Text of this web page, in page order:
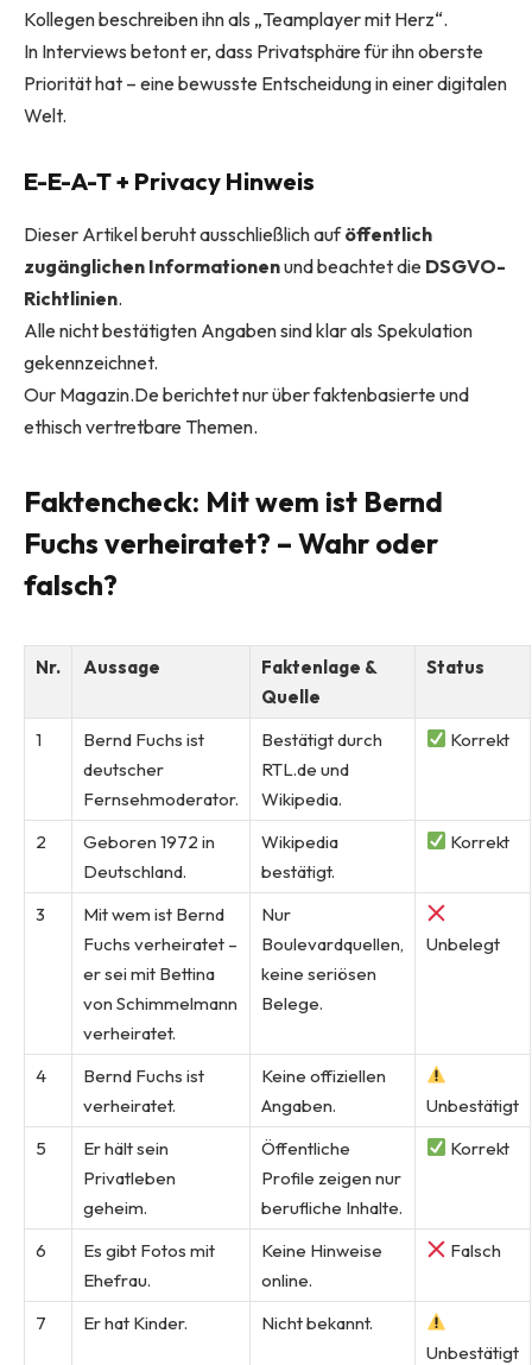
Kollegen beschreiben ihn als „Teamplayer mit Herz“.
In Interviews betont er, dass Privatsphäre für ihn oberste
Priorität hat – eine bewusste Entscheidung in einer digitalen
Welt.
E-E-A-T + Privacy Hinweis
Dieser Artikel beruht ausschließlich auföffentlich
zugänglichen Informationenund beachtet die DSGVO-
Richtlinien.
Alle nicht bestätigten Angaben sind klar als Spekulation
gekennzeichnet.
Our Magazin.De berichtet nur über faktenbasierte und
ethisch vertretbare Themen.
Faktencheck: Mit wem ist Bernd
Fuchs verheiratet? – Wahr oder
falsch?
Nr. Aussage
Faktenlage &
Quelle
Status
1
Bernd Fuchs ist
deutscher
Fernsehmoderator.
Bestätigt durch
RTL.de und
Wikipedia.
Korrekt
2
Geboren 1972 in
Deutschland.
Wikipedia
bestätigt.
Korrekt
3
Mit wem ist Bernd
Fuchs verheiratet –
er sei mit Bettina
von Schimmelmann
verheiratet.
Nur
Boulevardquellen,
keine seriösen
Belege.
Unbelegt
4
Bernd Fuchs ist
verheiratet.
Keine offiziellen
Angaben.
Unbestätigt
5
Er hält sein
Privatleben
geheim.
Öffentliche
Profile zeigen nur
berufliche Inhalte.
Korrekt
6
Es gibt Fotos mit
Ehefrau.
Keine Hinweise
online.
Falsch
7 Er hat Kinder.
Nicht bekannt.
Unbestätigt